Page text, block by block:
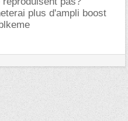
plus d'ampli boost